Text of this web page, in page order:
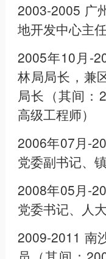
2003-2005 广
地开发中心主
2005年10月-
林局局长，兼
局长（其间：
高级工程师）
2006年07月-
党委副书记、
2008年05月-
党委书记、人
2009-2011 南